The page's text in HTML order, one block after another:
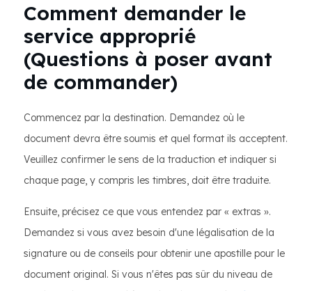
Comment demander le
service approprié
(Questions à poser avant
de commander)
Commencez par la destination. Demandez où le
document devra être soumis et quel format ils acceptent.
Veuillez confirmer le sens de la traduction et indiquer si
chaque page, y compris les timbres, doit être traduite.
Ensuite, précisez ce que vous entendez par « extras ».
Demandez si vous avez besoin d'une légalisation de la
signature ou de conseils pour obtenir une apostille pour le
document original. Si vous n'êtes pas sûr du niveau de